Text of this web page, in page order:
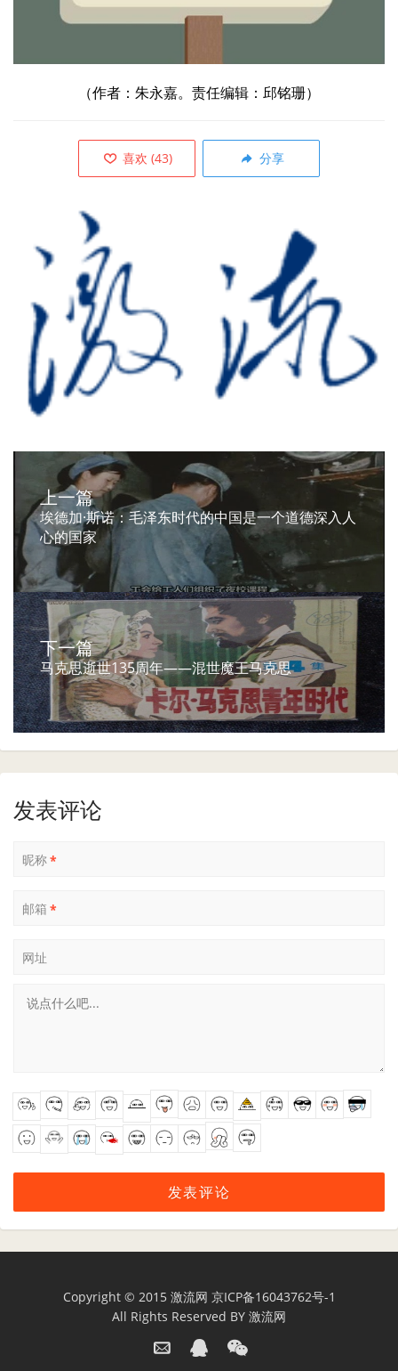
（作者：朱永嘉。责任编辑：邱铭珊）
喜欢 (43) 分享
上一篇
埃德加·斯诺：毛泽东时代的中国是一个道德深入人
心的国家
下一篇
马克思逝世135周年——混世魔王马克思
发表评论
昵称*
邮箱 *
网址
Copyright © 2015 激流网 京ICP备16043762号-1
All Rights Reserved BY 激流网